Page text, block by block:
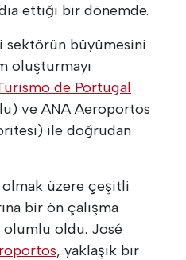
ettiği bir dönemde.
sektörün büyümesini
oluşturmayı
de Portugal
ve ANA Aeroportos
ile doğrudan
üzere çeşitli
bir ön çalışma
olumlu oldu. José
, yaklaşık bir